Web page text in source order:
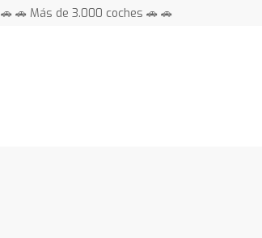
🚗 🚗 Más de 3.000 coches 🚗 🚗